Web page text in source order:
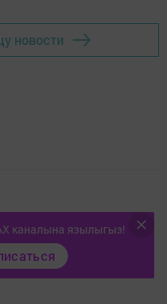
новости
для
от врачей
каналына язылыгыз!